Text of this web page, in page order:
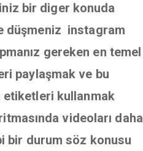
bir diger konuda
düşmeniz instagram
gereken en temel
paylaşmak ve bu
kullanmak
videoları daha
bir durum söz konusu